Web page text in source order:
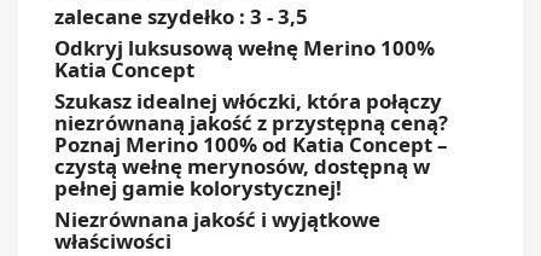
zalecane szydełko : 3 - 3,5
Odkryj luksusową wełnę Merino 100%
Katia Concept
Szukasz idealnej włóczki, która połączy
niezrównaną jakość z przystępną ceną?
Poznaj Merino 100% od Katia Concept –
czystą wełnę merynosów, dostępną w
pełnej gamie kolorystycznej!
Niezrównana jakość i wyjątkowe
właściwości